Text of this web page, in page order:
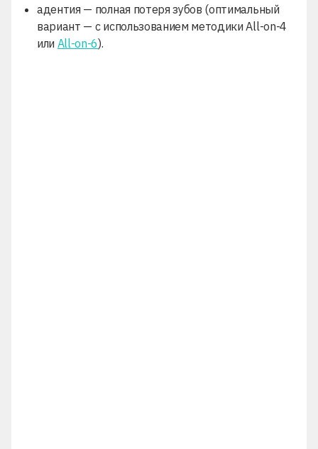
адентия — полная потеря зубов (оптимальный
вариант — с использованием методики All-on-4
или All-on-6).